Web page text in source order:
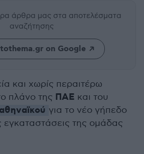
άρθρα μας στα αποτελέσματα
αναζήτησης
on Google
και χωρίς περαιτέρω
πλάνο της ΠΑΕ και του
για το νέο γήπεδο
εγκαταστάσεις της ομάδας